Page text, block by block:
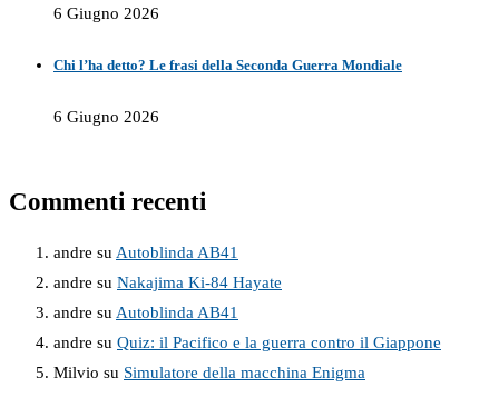
6 Giugno 2026
Chi l’ha detto? Le frasi della Seconda Guerra Mondiale
6 Giugno 2026
Commenti recenti
andre su Autoblinda AB41
andre su Nakajima Ki-84 Hayate
andre su Autoblinda AB41
andre su Quiz: il Pacifico e la guerra contro il Giappone
Milvio su Simulatore della macchina Enigma